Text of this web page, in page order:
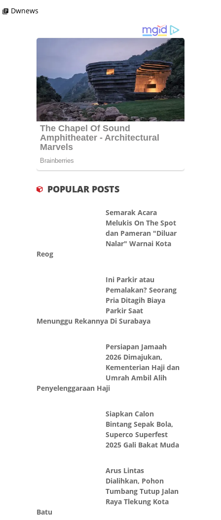
library_books Dwnews
POPULAR POSTS
Semarak Acara
Melukis On The Spot
dan Pameran "Diluar
Nalar" Warnai Kota
Reog
Ini Parkir atau
Pemalakan? Seorang
Pria Ditagih Biaya
Parkir Saat
Menunggu Rekannya Di Surabaya
Persiapan Jamaah
2026 Dimajukan,
Kementerian Haji dan
Umrah Ambil Alih
Penyelenggaraan Haji
Siapkan Calon
Bintang Sepak Bola,
Superco Superfest
2025 Gali Bakat Muda
Arus Lintas
Dialihkan, Pohon
Tumbang Tutup Jalan
Raya Tlekung Kota
Batu